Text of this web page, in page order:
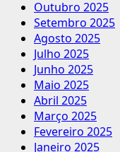
Outubro 2025
Setembro 2025
Agosto 2025
Julho 2025
Junho 2025
Maio 2025
Abril 2025
Março 2025
Fevereiro 2025
Janeiro 2025